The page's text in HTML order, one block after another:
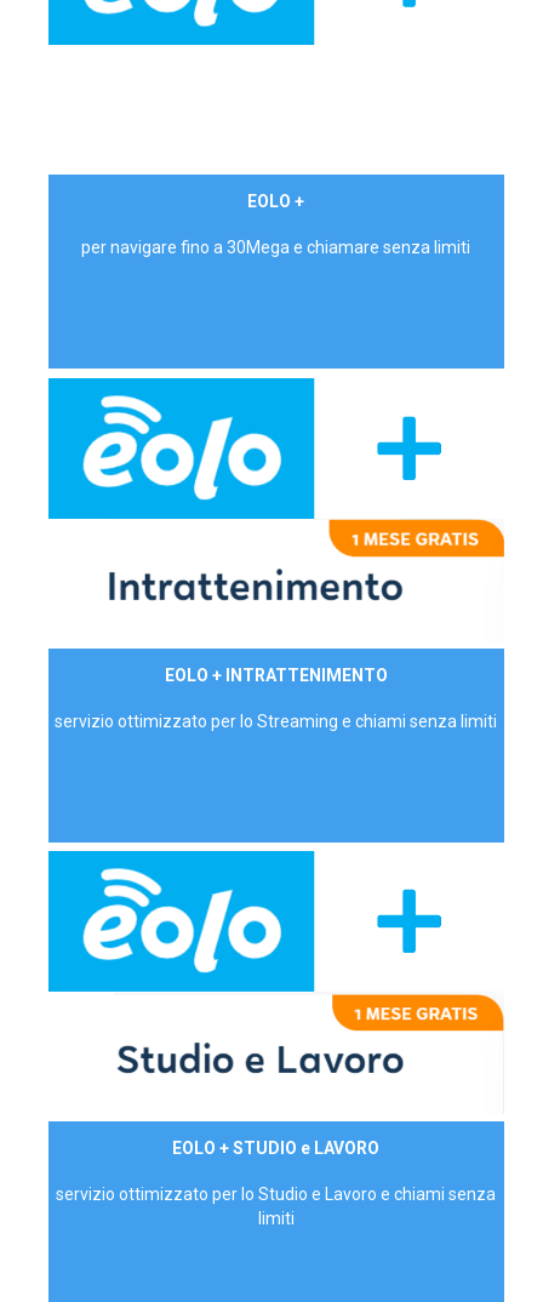
EOLO +
per navigare fino a 30Mega e chiamare senza limiti
EOLO + INTRATTENIMENTO
servizio ottimizzato per lo Streaming e chiami senza limiti
EOLO + STUDIO e LAVORO
servizio ottimizzato per lo Studio e Lavoro e chiami senza
limiti